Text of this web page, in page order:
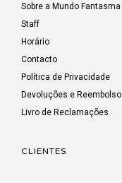
Sobre a Mundo Fantasma
Staff
Horário
Contacto
Política de Privacidade
Devoluções e Reembolso
Livro de Reclamações
CLIENTES